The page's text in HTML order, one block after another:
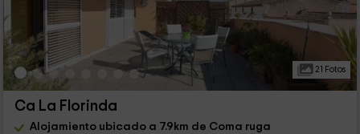
21 Fotos
Ca La Florinda
Alojamiento ubicado a 7.9km de Coma ruga